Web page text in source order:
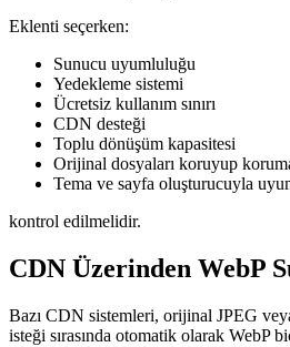
Eklenti seçerken:
Sunucu uyumluluğu
Yedekleme sistemi
Ücretsiz kullanım sınırı
CDN desteği
Toplu dönüşüm kapasitesi
Orijinal dosyaları koruyup
Tema ve sayfa oluşturucuyla
kontrol edilmelidir.
CDN Üzerinden WebP
Bazı CDN sistemleri, orijinal JPEG
isteği sırasında otomatik olarak WebP